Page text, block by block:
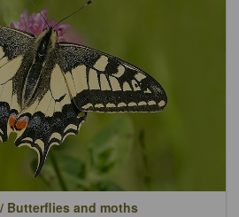
Butterflies and moths